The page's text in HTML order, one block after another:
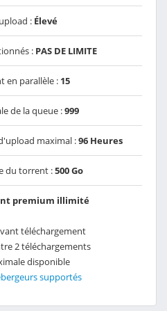
: Élevé
: PAS DE LIMITE
en parallèle : 15
de la queue :999
maximal :96 Heures
du torrent :500 Go
premium illimité
téléchargement
2 téléchargements
disponible
supportés